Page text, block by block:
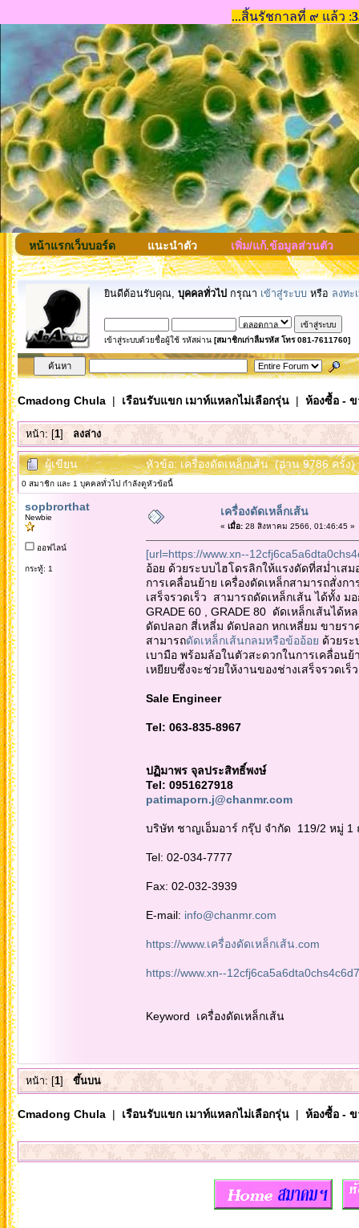
หน้าแรกเว็บบอร์ด แนะนำตัว เพิ่ม/แก้.ข้อมูลส่วนตัว
ยินดีต้อนรับคุณ, บุคคลทั่วไป กรุณา เข้าสู่ระบบ หรือ ลงทะ
เข้าสู่ระบบด้วยชื่อผู้ใช้ รหัสผ่าน [สมาชิกเก่าลืมรหัส โทร 081-7611760]
Cmadong Chula| เรือนรับแขก เมาท์แหลกไม่เลือกรุ่น| ห้องซื้อ -
หน้า: [1] ลงล่าง
ผู้เขียน หัวข้อ: เครื่องดัดเหล็กเส้น (อ่าน 9786 ครั้ง)
0 สมาชิก และ 1 บุคคลทั่วไป กำลังดูหัวข้อนี้
sopbrorthat
Newbie
ออฟไลน์
กระทู้: 1
เครื่องดัดเหล็กเส้น
« เมื่อ:28 สิงหาคม 2566, 01:46:45 »
[url=https://www.xn--
อ้อย ด้วยระบบไฮโดรลิกให้แรงดัดที่สม่ำเส
การเคลื่อนย้าย เครื่องดัดเหล็กสามารถสั่ง
เสร็จรวดเร็ว สามารถดัดเหล็กเส้น ได้ทั้ง ม
GRADE 60 , GRADE 80 ดัดเหล็กเส้นได้
ดัดปลอก สี่เหลี่ม ดัดปลอก หกเหลี่ยม ขายรา
สามารถดัดเหล็กเส้นกลมหรือข้ออ้อย ด้วยระ
เบามือ พร้อมล้อในตัวสะดวกในการเคลื่อน
เหยียบซึ่งจะช่วยให้งานของช่างเสร็จรวดเ
Sale Engineer
Tel: 063-835-8967
ปฏิมาพร จุลประสิทธิ์พงษ์
Tel: 0951627918
patimaporn.j@chanmr.com
บริษัท ชาญเอ็มอาร์ กรุ๊ป จำกัด 119/2 หมู่
Tel: 02-034-7777
Fax: 02-032-3939
E-mail: info@chanmr.com
https://www.เครื่องดัดเหล็กเส้น.com
https://www.xn--
Keyword เครื่องดัดเหล็กเส้น
หน้า: [1] ขึ้นบน
Cmadong Chula| เรือนรับแขก เมาท์แหลกไม่เลือกรุ่น| ห้องซื้อ -